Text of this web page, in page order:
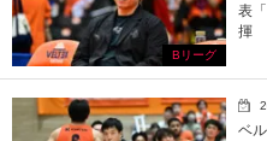
Bリーグ
表
揮
ベ